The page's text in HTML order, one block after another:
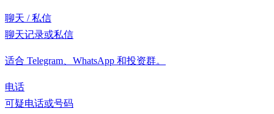
聊天 / 私信
聊天记录或私信
适合 Telegram、WhatsApp 和投资群。
电话
可疑电话或号码